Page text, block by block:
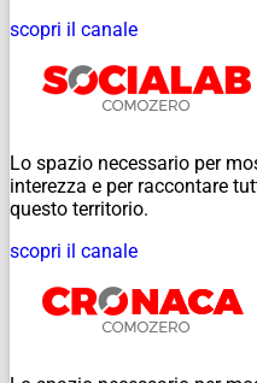
scopri il canale
Lo spazio necessario per
interezza e per raccontare
questo territorio.
scopri il canale